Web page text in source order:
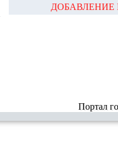
ДОБАВЛЕНИЕ
Портал